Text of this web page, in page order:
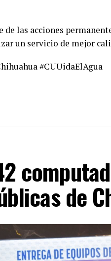
las acciones
un servicio de mejor
#CUUidaElAgua
de